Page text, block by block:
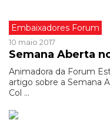
Embaixadores Forum
10 maio 2017
Semana Aberta
Animadora da Forum
artigo sobre a Semana
Col ...